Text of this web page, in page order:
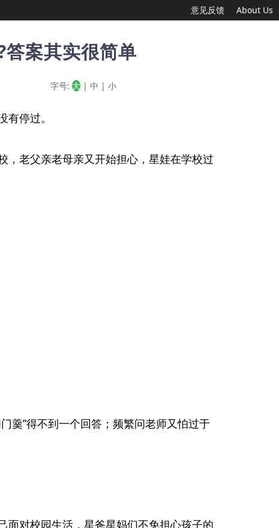
意见反馈 About Us
案其实很简单
字号: 大 | 中 | 小
停过。
，老父亲老母亲又开始担心，星娃在学校过
羹”得不到一个回答；频繁问老师又怕过于
面对校园生活，星爸星妈们不免担心孩子的